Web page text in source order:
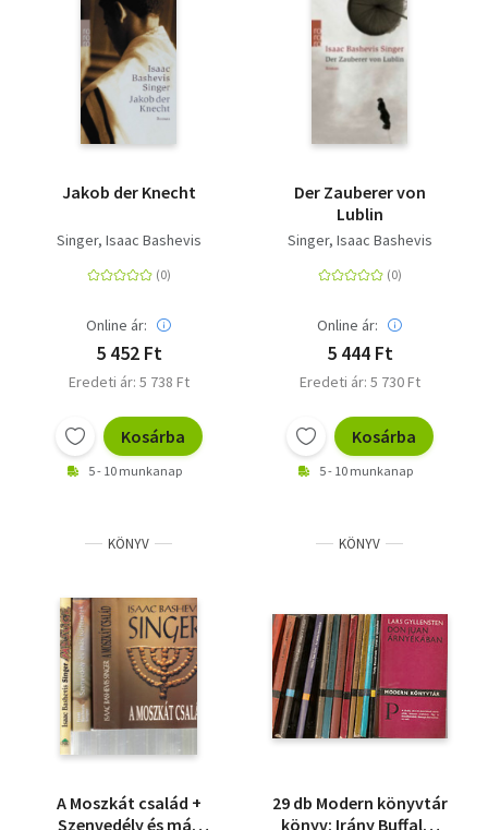
Természettudomány
Történelem
Jakob der Knecht
Singer, Isaac Bashevis
Online ár:
5 452 Ft
Eredeti ár: 5 738 Ft
Kosárba
5 - 10 munkanap
Der Zauberer von
Lublin
Singer, Isaac Bashevis
Online ár:
5 444 Ft
Eredeti ár: 5 730 Ft
Kosárba
5 - 10 munkanap
KÖNYV
A Moszkát család +
Szenvedély és más
KÖNYV
29 db Modern könyvtár
könyv: Irány Buffalo,